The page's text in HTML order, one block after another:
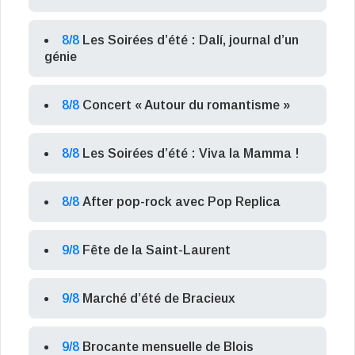
8/8 Les Soirées d’été : Dalí, journal d’un
génie
8/8 Concert « Autour du romantisme »
8/8 Les Soirées d’été : Viva la Mamma !
8/8 After pop-rock avec Pop Replica
9/8 Fête de la Saint-Laurent
9/8 Marché d’été de Bracieux
9/8 Brocante mensuelle de Blois